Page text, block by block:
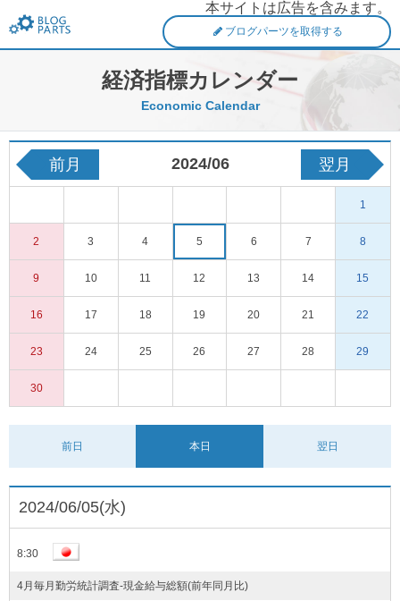
本サイトは広告を含みます。
ブログパーツを取得する
経済指標カレンダー
Economic Calendar
前月 2024/06 翌月
1
2 3 4 5 6 7 8
9 10 11 12 13 14 15
16 17 18 19 20 21 22
23 24 25 26 27 28 29
30
前日 本日 翌日
2024/06/05(水)
8:30
4月毎月勤労統計調査-現金給与総額(前年同月比)